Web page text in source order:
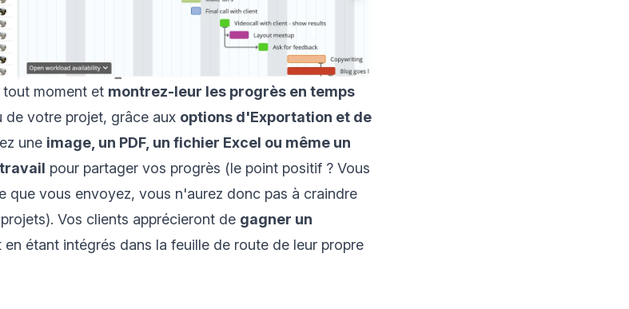
tout moment et montrez-leur les progrès en temps
de votre projet, grâce aux options d'Exportation et de
une image, un PDF, un fichier Excel ou même un
pour partager vos progrès (le point positif ? Vous
que vous envoyez, vous n'aurez donc pas à craindre
Vos clients apprécieront de gagner un
en étant intégrés dans la feuille de route de leur propre